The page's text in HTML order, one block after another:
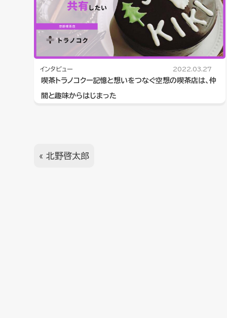
インタビュー 2022.03.27
喫茶トラノコクー記憶と想いをつなぐ空想の喫茶店は、仲
間と趣味からはじまった
«北野啓太郎